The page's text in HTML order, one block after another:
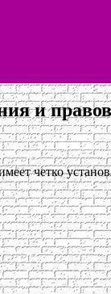
и
четко